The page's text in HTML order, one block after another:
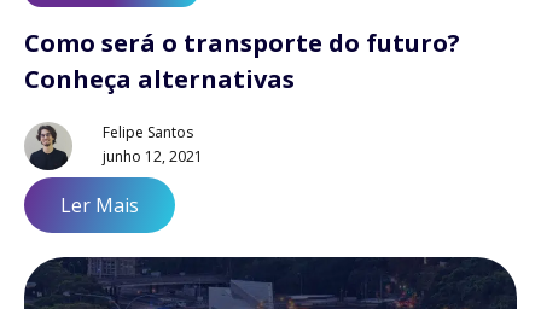
Como será o transporte do futuro?
Conheça alternativas
Felipe Santos
junho 12, 2021
Ler Mais